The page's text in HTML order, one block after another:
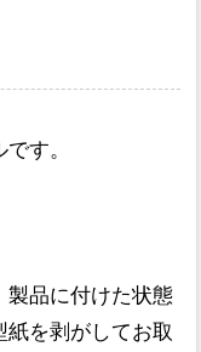
す。
製品に付けた状態
を剥がしてお取